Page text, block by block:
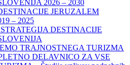
2026 – 2030
JERUZALEM
– 2025
DESTINACIJE
TRAJNOSTNEGA TURIZMA
DELAVNICO ZA VSE